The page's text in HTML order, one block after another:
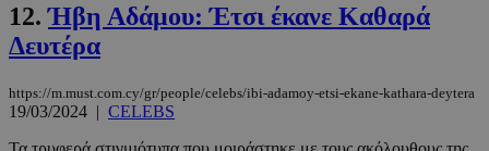
12.Ήβη Αδάμου: Έτσι έκανε Καθαρά
Δευτέρα
https://m.must.com.cy/gr/people/celebs/ibi-adamoy-etsi-ekane-kathara-deytera
19/03/2024 | CELEBS